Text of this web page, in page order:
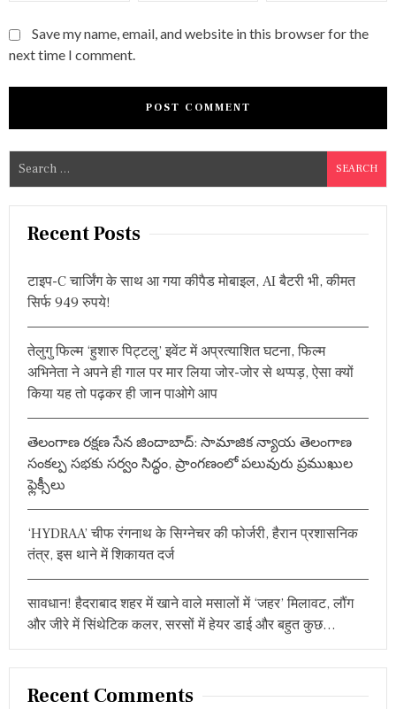
Save my name, email, and website in this browser for the
next time I comment.
a
Recent Posts
टाइप-C चार्जिंग के साथ आ गया कीपैड मोबाइल, AI बैटरी भी, कीमत
सिर्फ 949 रुपये!
तेलुगु फिल्म ‘हुशारु पिट्टलु’ इवेंट में अप्रत्याशित घटना, फिल्म
अभिनेता ने अपने ही गाल पर मार लिया जोर-जोर से थप्पड़, ऐसा क्यों
किया यह तो पढ़कर ही जान पाओगे आप
తెలంగాణ రక్షణ సేన జిందాబాద్: సామాజిక న్యాయ తెలంగాణ
సంకల్ప సభకు సర్వం సిద్ధం, ప్రాంగణంలో పలువురు ప్రముఖుల
ఫ్లెక్సీలు
‘HYDRAA’ चीफ रंगनाथ के सिग्नेचर की फोर्जरी, हैरान प्रशासनिक
तंत्र, इस थाने में शिकायत दर्ज
सावधान! हैदराबाद शहर में खाने वाले मसालों में ‘जहर’ मिलावट, लौंग
और जीरे में सिंथेटिक कलर, सरसों में हेयर डाई और बहुत कुछ…
Recent Comments